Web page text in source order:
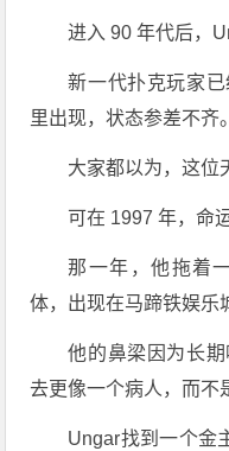
进入 90 年代后，
新一代扑克玩家
里出现，状态参差不齐。
大家都以为，这位
可在 1997 年，命
那一年，他拖着
体，出现在马蹄铁娱乐
他的鼻梁因为长
去更像一个病人，而不
Ungar找到一个金